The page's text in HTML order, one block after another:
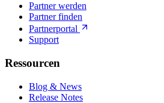
Partner werden
Partner finden
Partnerportal
Support
Ressourcen
Blog & News
Release Notes